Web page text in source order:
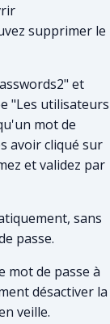
supprimer le
et
"Les utilisateurs
mot de
avoir cliqué sur
et validez par
sans
passe.
mot de passe à
désactiver la
veille.